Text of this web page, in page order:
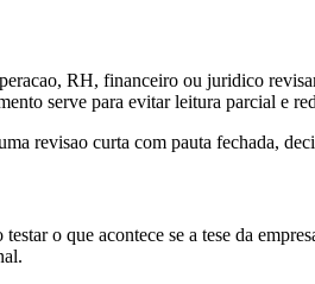
RH, financeiro ou juridico
serve para evitar leitura parcial e
revisao curta com pauta fechada,
o que acontece se a tese da